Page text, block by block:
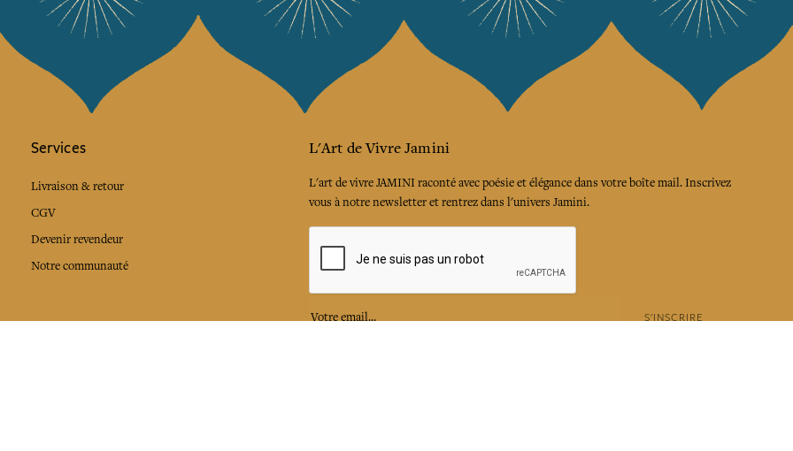
Services
Livraison & retour
CGV
Devenir revendeur
Notre communauté
L'Art de Vivre Jamini
L'art de vivre JAMINI raconté avec poésie et élégance dans votre boîte mail. Inscrivez
vous à notre newsletter et rentrez dans l'univers Jamini.
S'INSCRIRE